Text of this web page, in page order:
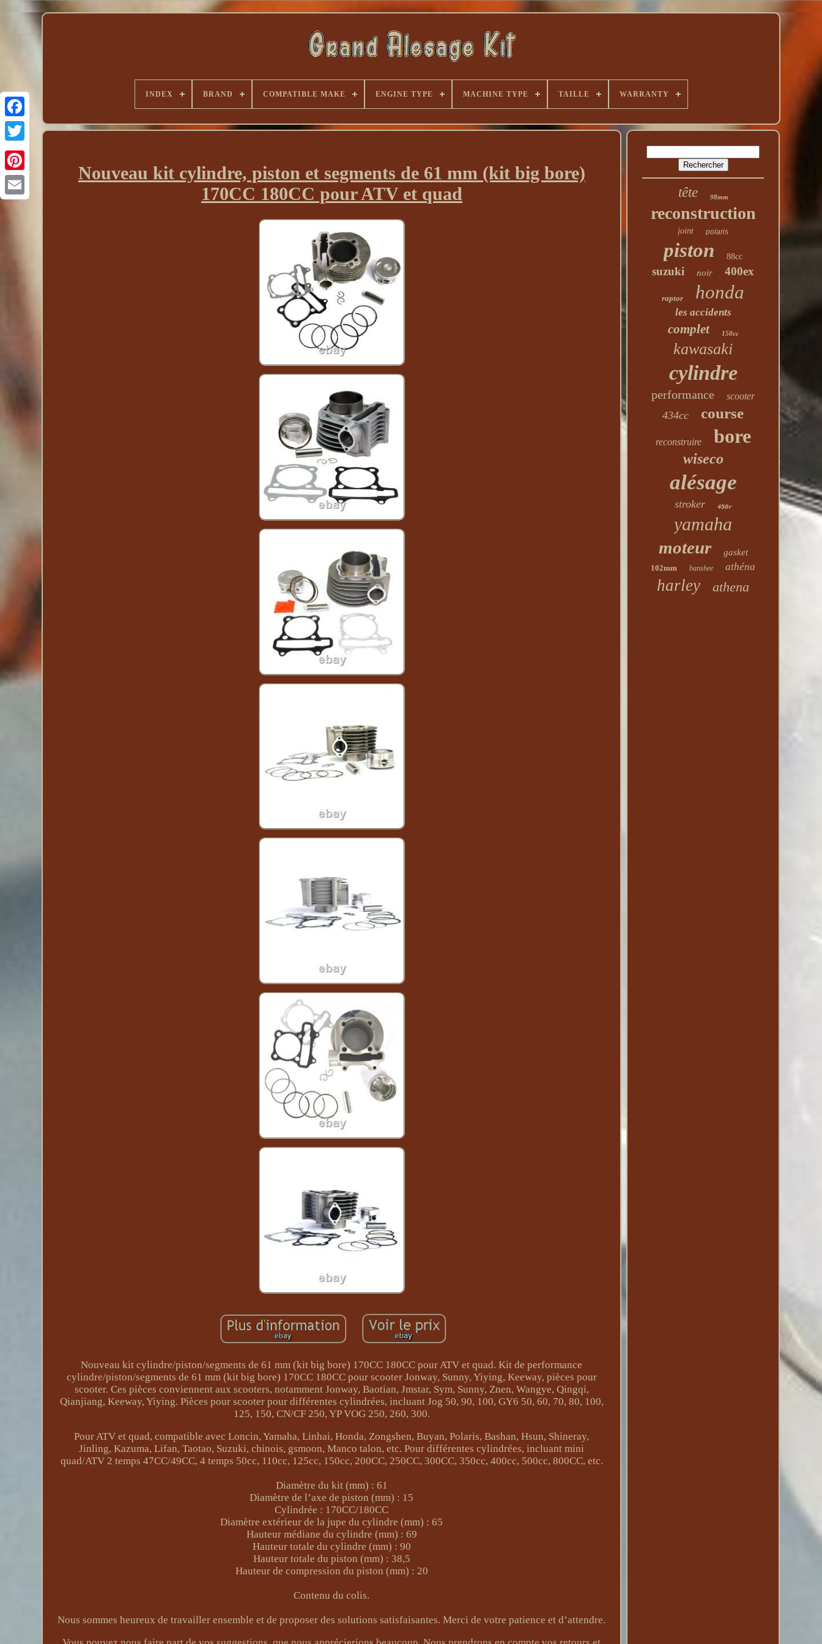
INDEX BRAND COMPATIBLE MAKE ENGINE TYPE MACHINE TYPE TAILLE WARRANTY
Nouveau kit cylindre, piston et segments de 61 mm (kit big bore)
170CC 180CC pour ATV et quad
Nouveau kit cylindre/piston/segments de 61 mm (kit big bore) 170CC 180CC pour ATV et quad. Kit de performance
cylindre/piston/segments de 61 mm (kit big bore) 170CC 180CC pour scooter Jonway, Sunny, Yiying, Keeway, pièces pour
scooter. Ces pièces conviennent aux scooters, notamment Jonway, Baotian, Jmstar, Sym, Sunny, Znen, Wangye, Qingqi,
Qianjiang, Keeway, Yiying. Pièces pour scooter pour différentes cylindrées, incluant Jog 50, 90, 100, GY6 50, 60, 70, 80, 100,
125, 150, CN/CF 250, YP VOG 250, 260, 300.
Pour ATV et quad, compatible avec Loncin, Yamaha, Linhai, Honda, Zongshen, Buyan, Polaris, Bashan, Hsun, Shineray,
Jinling, Kazuma, Lifan, Taotao, Suzuki, chinois, gsmoon, Manco talon, etc. Pour différentes cylindrées, incluant mini
quad/ATV 2 temps 47CC/49CC, 4 temps 50cc, 110cc, 125cc, 150cc, 200CC, 250CC, 300CC, 350cc, 400cc, 500cc, 800CC, etc.
Diamètre du kit (mm) : 61
Diamètre de l’axe de piston (mm) : 15
Cylindrée : 170CC/180CC
Diamètre extérieur de la jupe du cylindre (mm) : 65
Hauteur médiane du cylindre (mm) : 69
Hauteur totale du cylindre (mm) : 90
Hauteur totale du piston (mm) : 38,5
Hauteur de compression du piston (mm) : 20
Contenu du colis.
Nous sommes heureux de travailler ensemble et de proposer des solutions satisfaisantes. Merci de votre patience et d’attendre.
tête 98mm
reconstruction
joint polaris
piston 88cc
suzuki noir 400ex
raptor honda
les accidents
complet 150cc
kawasaki
cylindre
performance scooter
434cc course
reconstruire bore
wiseco
alésage
stroker 450r
yamaha
moteur gasket
102mm banshee athéna
harley athena